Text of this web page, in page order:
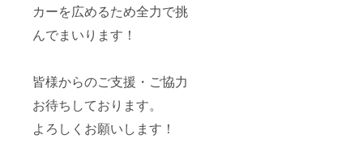
カーを広めるため全力で挑
んでまいります！
皆様からのご支援・ご協力
お待ちしております。
よろしくお願いします！